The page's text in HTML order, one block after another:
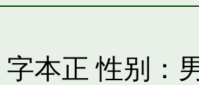
本正 性别：